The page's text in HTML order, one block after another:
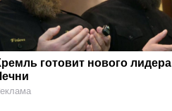
готовит нового лидера